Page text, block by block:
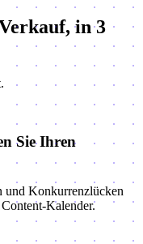
in 3
Sie Ihren
und Konkurrenzlücken
Kalender.